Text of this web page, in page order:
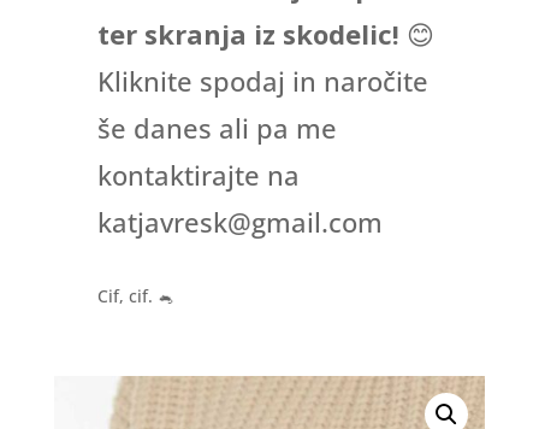
ter skranja iz skodelic! 😊
Kliknite spodaj in naročite
še danes ali pa me
kontaktirajte na
katjavresk@gmail.com
Cif, cif. 🐁